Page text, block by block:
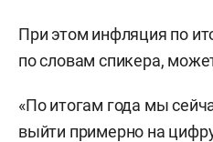
При этом инфляция по
по словам спикера,
«По итогам года мы
выйти примерно на